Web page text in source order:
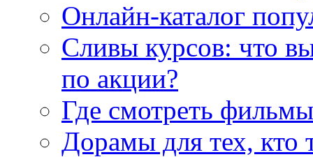
Онлайн-каталог
Сливы курсов: что
по акции?
Где смотреть
Дорамы для тех, кто